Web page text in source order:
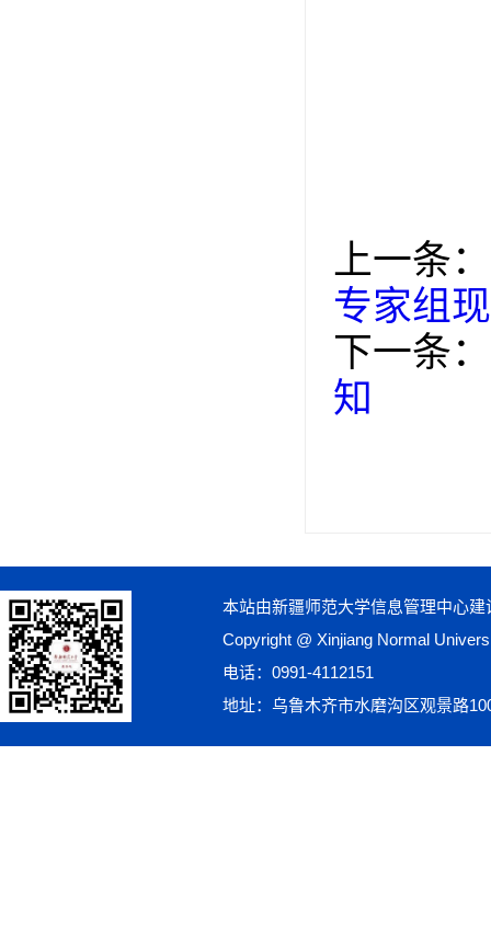
上一条：
专家组
下一条：
知
本站由新疆师范大学信息管理中心建
Copyright @ Xinjiang Normal
电话：0991-4112151
地址：乌鲁木齐市水磨沟区观景路